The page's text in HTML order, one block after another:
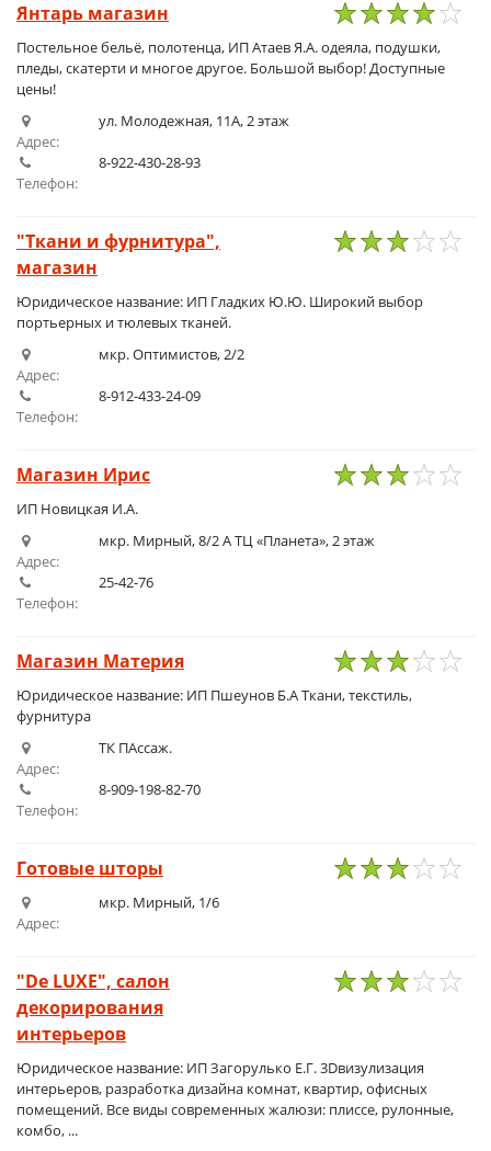
Янтарь магазин
4
3
2
1
Постельное бельё, полотенца, ИП Атаев Я.А. одеяла, подушки,
пледы, скатерти и многое другое. Большой выбор! Доступные
цены!
Адрес:
ул. Молодежная, 11А, 2 этаж
Телефон:
8-922-430-28-93
"Ткани и фурнитура",
магазин
Юридическое название: ИП Гладких Ю.Ю. Широкий выбор
портьерных и тюлевых тканей.
Адрес:
мкр. Оптимистов, 2/2
Телефон:
8-912-433-24-09
Магазин Ирис
ИП Новицкая И.А.
Адрес:
мкр. Мирный, 8/2 А ТЦ «Планета», 2 этаж
Телефон:
25-42-76
Магазин Материя
3
2
1
Юридическое название: ИП Пшеунов Б.А Ткани, текстиль,
фурнитура
Адрес:
ТК ПАссаж.
Телефон:
8-909-198-82-70
Готовые шторы
Адрес:
мкр. Мирный, 1/6
"De LUXE", салон
декорирования
интерьеров
Юридическое название: ИП Загорулько Е.Г. 3Dвизулизация
интерьеров, разработка дизайна комнат, квартир, офисных
помещений. Все виды современных жалюзи: плиссе, рулонные,
комбо, ...